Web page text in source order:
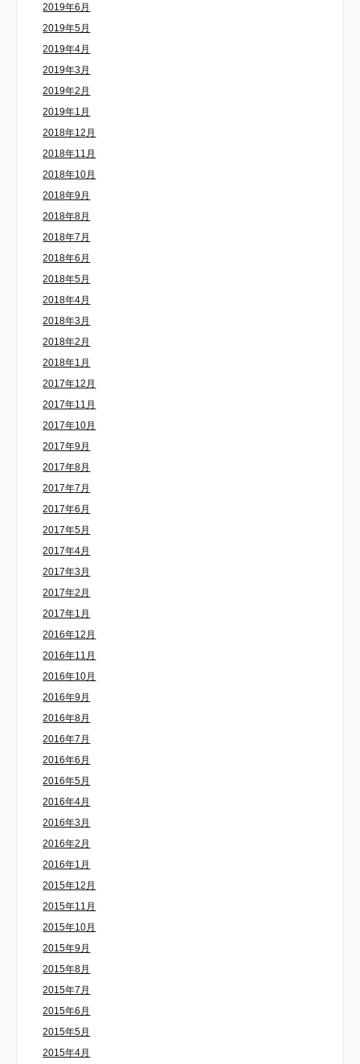
2019年6月
2019年5月
2019年4月
2019年3月
2019年2月
2019年1月
2018年12月
2018年11月
2018年10月
2018年9月
2018年8月
2018年7月
2018年6月
2018年5月
2018年4月
2018年3月
2018年2月
2018年1月
2017年12月
2017年11月
2017年10月
2017年9月
2017年8月
2017年7月
2017年6月
2017年5月
2017年4月
2017年3月
2017年2月
2017年1月
2016年12月
2016年11月
2016年10月
2016年9月
2016年8月
2016年7月
2016年6月
2016年5月
2016年4月
2016年3月
2016年2月
2016年1月
2015年12月
2015年11月
2015年10月
2015年9月
2015年8月
2015年7月
2015年6月
2015年5月
2015年4月